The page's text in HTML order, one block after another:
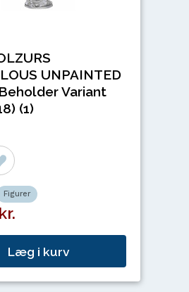
UNPAINTED
Variant
(1)
Figurer
Læg i kurv